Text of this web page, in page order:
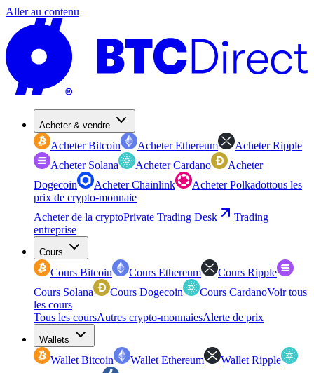
Aller au contenu
Acheter & vendre
Acheter Bitcoin Acheter Ethereum
Acheter Ripple
Acheter Solana
Acheter Cardano
Acheter
Dogecoin
Acheter Chainlink Acheter Polkadottous les
prix de crypto-monnaie
Acheter de la cryptoPrivate Trading Desk
Trading
entreprise
Cours
Cours Bitcoin Cours Ethereum
Cours Ripple
Cours Solana
Cours Dogecoin Cours CardanoVoir tous
les cours
Tous les coursAutres crypto-monnaiesAlerte de prix
Wallets
Wallet Bitcoin Wallet Ethereum
Wallet Ripple